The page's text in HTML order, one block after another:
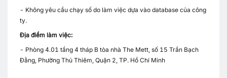
- Không yêu cầu chạy số do làm việc dựa vào database của công
ty.
Địa điểm làm việc:
- Phòng 4.01 tầng 4 tháp B tòa nhà The Mett, số 15 Trần Bạch
Đằng, Phường Thủ Thiêm, Quận 2, TP. Hồ Chí Minh